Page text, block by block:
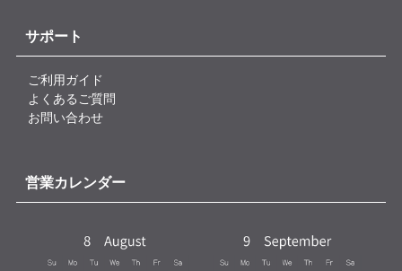
サポート
ご利用ガイド
よくあるご質問
お問い合わせ
営業カレンダー